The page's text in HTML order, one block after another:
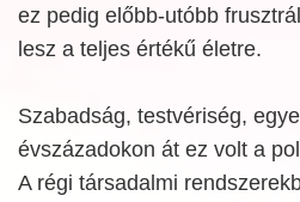
ez pedig előbb-utóbb
lesz a teljes értékű életre.
Szabadság, testvériség,
évszázadokon át ez volt a
A régi társadalmi